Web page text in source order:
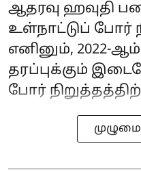
ஆதரவு ஹவுதி
உள்நாட்டுப் போர்
எனினும், 2022-
தரப்புக்கும்
போர்